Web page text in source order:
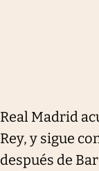
Real Madrid
Rey, y sigue
después de